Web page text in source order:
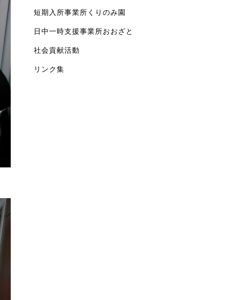
短期入所事業所くりのみ園
日中一時支援事業所おおざと
社会貢献活動
リンク集